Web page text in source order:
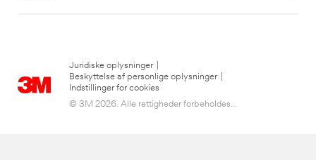
Juridiske oplysninger
Beskyttelse af personlige oplysninger
Indstillinger for cookies
© 3M 2026. Alle rettigheder forbeholdes...